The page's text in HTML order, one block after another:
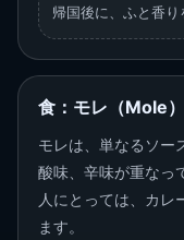
帰国後に、ふと香り
食：モレ（Mole
モレは、単なるソー
酸味、辛味が重なっ
人にとっては、カレ
ます。